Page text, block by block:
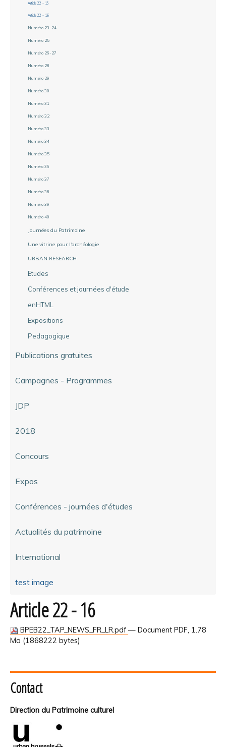
Article 22 - 15
Article 22 - 16
Numéro 23-24
Numéro 25
Numéro 26-27
Numéro 28
Numéro 29
Numéro 30
Numéro 31
Numéro 32
Numéro 33
Numéro 34
Numéro 35
Numéro 36
Numéro 37
Numéro 38
Numéro 39
Numéro 40
Journées du Patrimoine
Une vitrine pour l'archéologie
URBAN RESEARCH
Etudes
Conférences et journées d'étude
enHTML
Expositions
Pedagogique
Publications gratuites
Campagnes - Programmes
JDP
2018
Concours
Expos
Conférences - journées d'études
Actualités du patrimoine
International
test image
Article 22 - 16
BPEB22_TAP_NEWS_FR_LR.pdf — Document PDF, 1.78
Mo (1868222 bytes)
Contact
Direction du Patrimoine culturel